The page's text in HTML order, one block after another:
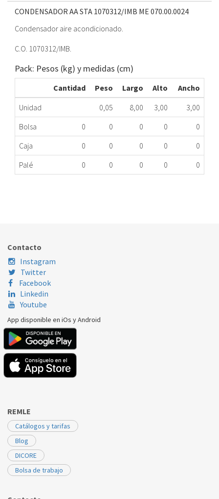
CONDENSADOR AA STA 1070312/IMB ME 070.00.0024
Condensador aire acondicionado.
C.O. 1070312/IMB.
Pack: Pesos (kg) y medidas (cm)
Cantidad Peso Largo Alto
Ancho
Unidad
0,05 8,00 3,00
3,00
Bolsa
0 0 0 0
0
Caja
0 0 0 0
0
Palé
0 0 0 0 0
Contacto
Instagram
Twitter
Facebook
Linkedin
Youtube
App disponible en iOs y Android
REMLE
Catálogos y tarifas
Blog
DICORE
Bolsa de trabajo